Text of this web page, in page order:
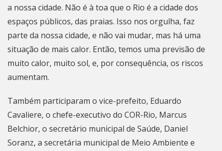
a nossa cidade. Não é à toa que o Rio é a cidade dos
espaços públicos, das praias. Isso nos orgulha, faz
parte da nossa cidade, e não vai mudar, mas há uma
situação de mais calor. Então, temos uma previsão de
muito calor, muito sol, e, por consequência, os riscos
aumentam.
Também participaram o vice-prefeito, Eduardo
Cavaliere, o chefe-executivo do COR-Rio, Marcus
Belchior, o secretário municipal de Saúde, Daniel
Soranz, a secretária municipal de Meio Ambiente e